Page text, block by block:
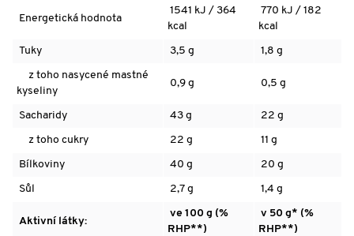
Energetická hodnota
1541 kJ / 364
kcal
770 kJ / 182
kcal
Tuky 3,5 g 1,8 g
z toho nasycené mastné
kyseliny
0,9 g 0,5 g
Sacharidy 43 g 22 g
z toho cukry 22 g 11 g
Bílkoviny 40 g 20 g
Sůl 2,7 g 1,4 g
Aktivní látky:
ve 100 g (%
RHP**)
v 50 g* (%
RHP**)